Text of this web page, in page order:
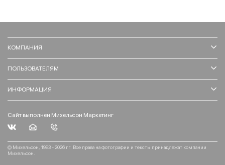
КОМПАНИЯ
ПОЛЬЗОВАТЕЛЯМ
ИНФОРМАЦИЯ
Сайт выполнен Михельсон Маркетинг
© Михельсон, 1993 - 2026 гг. Все права на фотографии и тексты принадлежат компании
Михельсон.